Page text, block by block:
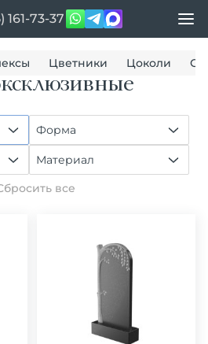
161-73-37
Цветники Цоколи
Форма
Материал
все